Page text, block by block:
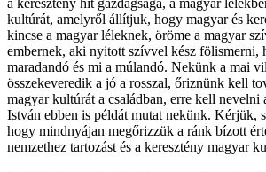
kultúrát, amelyről állítjuk, hogy magyar és
kincse a magyar léleknek, öröme a magyar
embernek, aki nyitott szívvel kész fölismerni,
maradandó és mi a múlandó. Nekünk a mai
összekeveredik a jó a rosszal, őriznünk kell
magyar kultúrát a családban, erre kell nevelni
István ebben is példát mutat nekünk. Kérjük,
hogy mindnyájan megőrizzük a ránk bízott
nemzethez tartozást és a keresztény magyar